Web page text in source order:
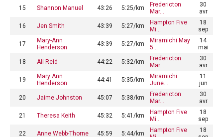
15 Shannon Manuel 43:26 5:25/km
Fredericton
Mar…
30
avr
16 Jen Smith 43:39 5:27/km
Hampton Five
Mi…
18
sep
17
Mary-Ann
Henderson
43:39 5:27/km
Miramichi May
5…
14
mai
18 Ali Reid 44:22 5:32/km
Fredericton
Mar…
30
avr
19
Mary Ann
Henderson
44:41 5:35/km
Miramichi
June…
11
jun
20 Jaime Johnston 45:07 5:38/km
Fredericton
Mar…
30
avr
21 Theresa Keith 45:32 5:41/km
Hampton Five
Mi…
18
sep
22 Anne Webb-Thorne 45:59 5:44/km
Hampton Five
18